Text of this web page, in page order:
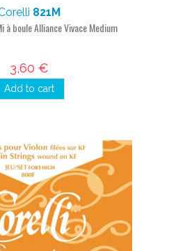
821M
à boule Alliance Vivace Medium
3,60 €
Add to cart